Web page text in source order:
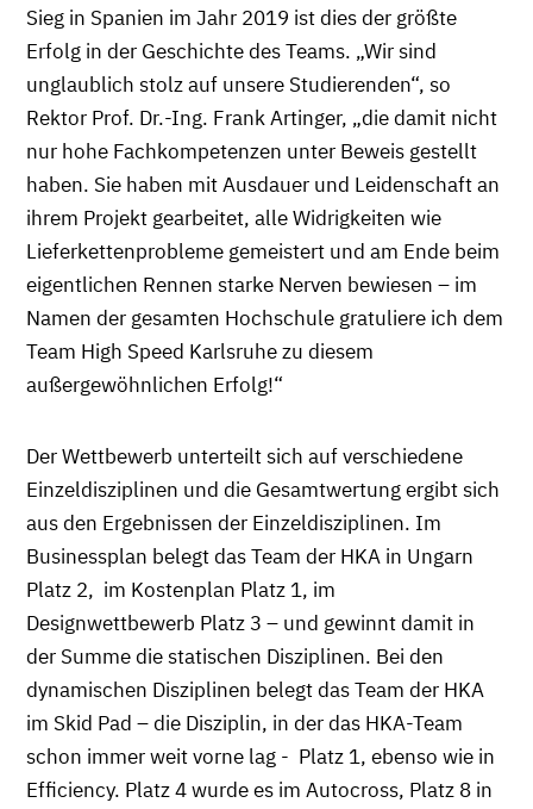
Sieg in Spanien im Jahr 2019 ist dies der größte
Erfolg in der Geschichte des Teams. „Wir sind
unglaublich stolz auf unsere Studierenden“, so
Rektor Prof. Dr.-Ing. Frank Artinger, „die damit nicht
nur hohe Fachkompetenzen unter Beweis gestellt
haben. Sie haben mit Ausdauer und Leidenschaft an
ihrem Projekt gearbeitet, alle Widrigkeiten wie
Lieferkettenprobleme gemeistert und am Ende beim
eigentlichen Rennen starke Nerven bewiesen – im
Namen der gesamten Hochschule gratuliere ich dem
Team High Speed Karlsruhe zu diesem
außergewöhnlichen Erfolg!“
Der Wettbewerb unterteilt sich auf verschiedene
Einzeldisziplinen und die Gesamtwertung ergibt sich
aus den Ergebnissen der Einzeldisziplinen. Im
Businessplan belegt das Team der HKA in Ungarn
Platz 2, im Kostenplan Platz 1, im
Designwettbewerb Platz 3 – und gewinnt damit in
der Summe die statischen Disziplinen. Bei den
dynamischen Disziplinen belegt das Team der HKA
im Skid Pad – die Disziplin, in der das HKA-Team
schon immer weit vorne lag - Platz 1, ebenso wie in
Efficiency. Platz 4 wurde es im Autocross, Platz 8 in